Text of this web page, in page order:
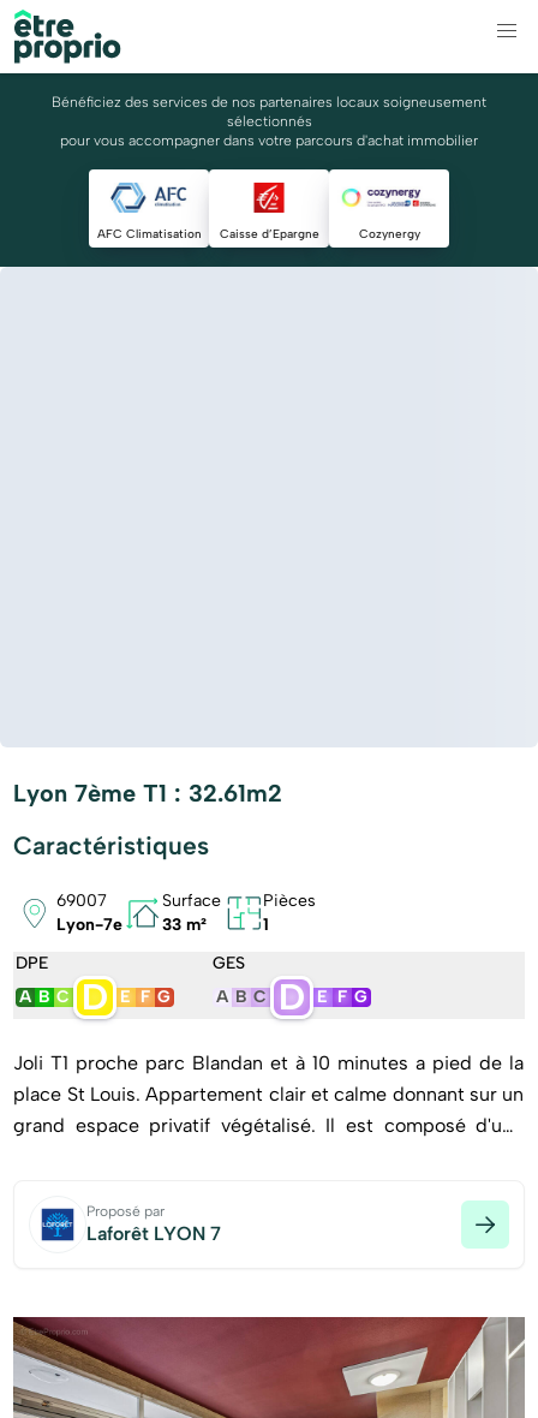
Bénéficiez des services de nos partenaires locaux soigneusement
sélectionnés
pour vous accompagner dans votre parcours d'achat immobilier
AFC Climatisation Caisse d’Epargne Cozynergy
Lyon 7ème T1 : 32.61m2
Caractéristiques
69007
Lyon-7e
Surface
33 m²
Pièces
1
DPE
A B C D E F G
GES
A B C D E F G
Joli T1 proche parc Blandan et à 10 minutes a pied de la
place St Louis. Appartement clair et calme donnant sur un
grand espace privatif végétalisé. Il est composé d'une
acquisition ou investisseur, avec DPE en D. Une cave
complète ce lot. Possibilité d' un emplacement de parking
Proposé par
Laforêt LYON 7